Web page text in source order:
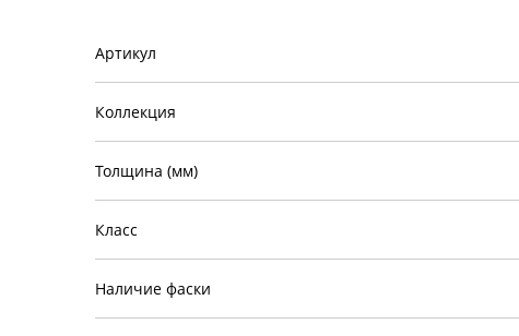
Артикул
Коллекция
Толщина (мм)
Класс
Наличие фаски